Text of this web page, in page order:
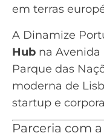
em terras
A Dinamize
Hub na Avenida
Parque das
moderna de
startup e
Parceria com a